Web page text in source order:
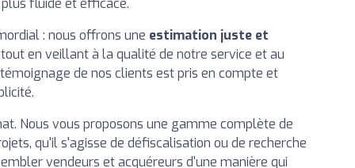
fluide et efficace.
: nous offrons une estimation juste et
en veillant à la qualité de notre service et au
de nos clients est pris en compte et
Nous vous proposons une gamme complète de
qu'il s'agisse de défiscalisation ou de recherche
vendeurs et acquéreurs d'une manière qui